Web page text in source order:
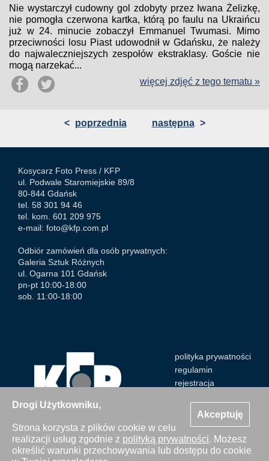
Akceptuję
Drogi Użytkowniku,
Strona korzysta z plików cookie w celu
realizacji usług zgodnie z polityką prywatności. Możesz
określić warunki przechowywania lub dostępu do cookie
Nie wystarczył cudowny gol zdobyty przez Iwana Żelizkę,
nie pomogła czerwona kartka, którą po faulu na Ukraińcu
już w 24. minucie zobaczył Emmanuel Twumasi. Mimo
przeciwności losu Piast udowodnił w Gdańsku, że należy
do najwaleczniejszych zespołów ekstraklasy. Goście nie
mogą narzekać...
więcej zdjęć z tego tematu »
< poprzednia następna >
Kosycarz Foto Press / KFP
ul. Podwale Staromiejskie 89/8
80-844 Gdańsk
tel. 58 301 94 46
tel. kom. 601 209 975
e-mail: foto@kfp.com.pl
Odbiór zamówień dla osób prywatnych:
Galeria Sztuk Różnych
ul. Ogarna 101 Gdańsk
pn-pt 10:00-18:00
sob. 11:00-18:00
polityka prywatności
regulamin
rejestracja
Wszystkie zdjęcia Agencji Kosycarz Foto Press/KFP są
chronione prawem autorskim. Publikacja i kopiowanie bez